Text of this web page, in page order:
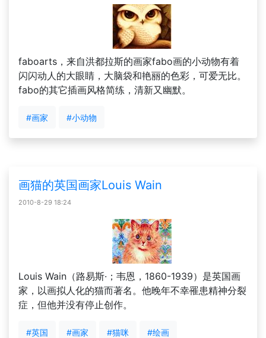
faboarts，来自洪都拉斯的画家fabo画的小动物有着
闪闪动人的大眼睛，大脑袋和艳丽的色彩，可爱无比。
fabo的其它插画风格简练，清新又幽默。
#画家 #小动物
画猫的英国画家Louis Wain
2010-8-29 18:24
Louis Wain（路易斯·；韦恩，1860-1939）是英国画
家，以画拟人化的猫而著名。他晚年不幸罹患精神分裂
症，但他并没有停止创作。
#英国 #画家 #猫咪 #绘画